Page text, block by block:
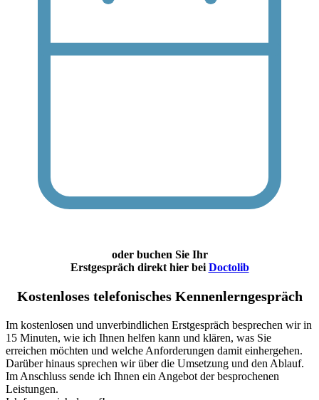
oder buchen Sie Ihr
Erstgespräch direkt hier bei Doctolib
Kostenloses telefonisches Kennenlerngespräch
Im kostenlosen und unverbindlichen Erstgespräch besprechen wir in
15 Minuten, wie ich Ihnen helfen kann und klären, was Sie
erreichen möchten und welche Anforderungen damit einhergehen.
Darüber hinaus sprechen wir über die Umsetzung und den Ablauf.
Im Anschluss sende ich Ihnen ein Angebot der besprochenen
Leistungen.